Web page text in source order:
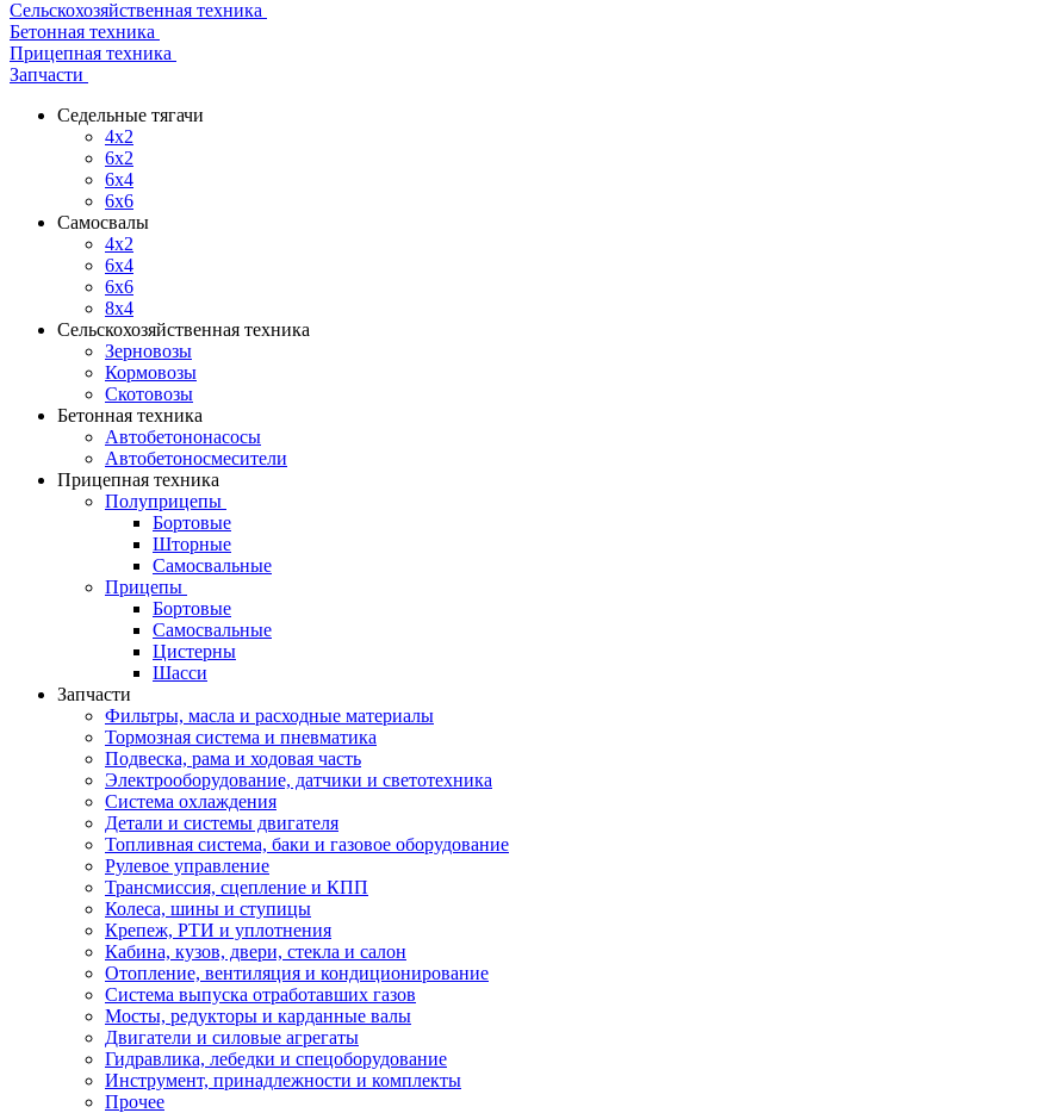
Сельскохозяйственная техника
Бетонная техника
Прицепная техника
Запчасти
Седельные тягачи
4x2
6x2
6x4
6x6
Самосвалы
4x2
6x4
6x6
8x4
Сельскохозяйственная техника
Зерновозы
Кормовозы
Скотовозы
Бетонная техника
Автобетононасосы
Автобетоносмесители
Прицепная техника
Полуприцепы
Бортовые
Шторные
Самосвальные
Прицепы
Бортовые
Самосвальные
Цистерны
Шасси
Запчасти
Фильтры, масла и расходные материалы
Тормозная система и пневматика
Подвеска, рама и ходовая часть
Электрооборудование, датчики и светотехника
Система охлаждения
Детали и системы двигателя
Топливная система, баки и газовое оборудование
Рулевое управление
Трансмиссия, сцепление и КПП
Колеса, шины и ступицы
Крепеж, РТИ и уплотнения
Кабина, кузов, двери, стекла и салон
Отопление, вентиляция и кондиционирование
Система выпуска отработавших газов
Мосты, редукторы и карданные валы
Двигатели и силовые агрегаты
Гидравлика, лебедки и спецоборудование
Инструмент, принадлежности и комплекты
Прочее